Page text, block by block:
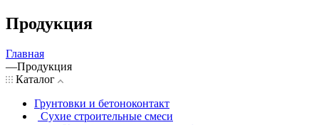
Продукция
Главная
—Продукция
Каталог
Грунтовки и бетоноконтакт
Сухие строительные смеси